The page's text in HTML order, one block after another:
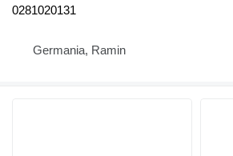
0281020131
Germania, Ramin